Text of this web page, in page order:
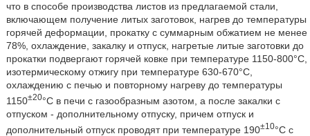
что в способе производства листов из предлагаемой стали,
включающем получение литых заготовок, нагрев до температуры
горячей деформации, прокатку с суммарным обжатием не менее
78%, охлаждение, закалку и отпуск, нагретые литые заготовки до
прокатки подвергают горячей ковке при температуре 1150-800°С,
изотермическому отжигу при температуре 630-670°С,
охлаждению с печью и повторному нагреву до температуры
1150±20°С в печи с газообразным азотом, а после закалки с
отпуском - дополнительному отпуску, причем отпуск и
дополнительный отпуск проводят при температуре 190±10°C с